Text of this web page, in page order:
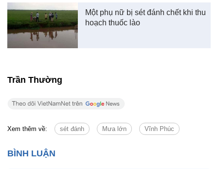
Một phụ nữ bị sét đánh chết khi thu
hoạch thuốc lào
Trần Thường
Xem thêm về: sét đánh Mưa lớn Vĩnh Phúc